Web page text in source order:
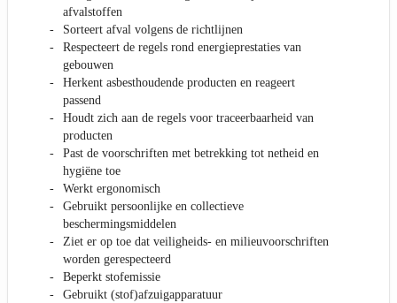
afvalstoffen
Sorteert afval volgens de richtlijnen
Respecteert de regels rond energieprestaties van
gebouwen
Herkent asbesthoudende producten en reageert
passend
Houdt zich aan de regels voor traceerbaarheid van
producten
Past de voorschriften met betrekking tot netheid en
hygiëne toe
Werkt ergonomisch
Gebruikt persoonlijke en collectieve
beschermingsmiddelen
Ziet er op toe dat veiligheids- en milieuvoorschriften
worden gerespecteerd
Beperkt stofemissie
Gebruikt (stof)afzuigapparatuur